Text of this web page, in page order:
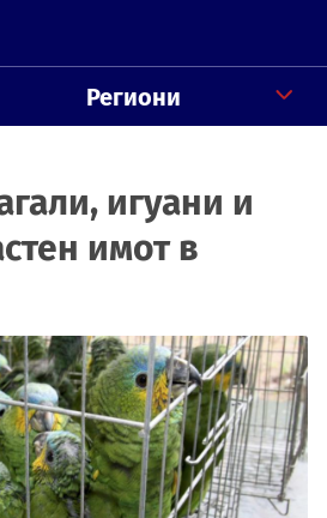
Региони
игуани и
имот в